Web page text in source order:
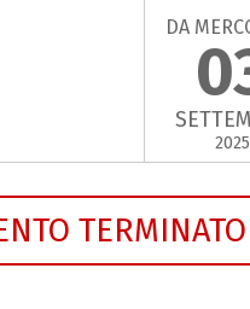
DA
2025
TERMINATO